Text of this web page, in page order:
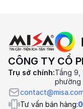
CÔNG TY CỔ
Trụ sở chính:Tầng 9,
phường
Tư vấn bán hàng: